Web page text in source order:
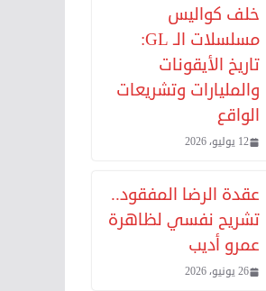
خلف كواليس
مسلسلات الـ GL:
تاريخ الأيقونات
والمليارات وتشريعات
الواقع
12 يوليو، 2026
عقدة الرضا المفقود..
تشريح نفسي لظاهرة
عمرو أديب
26 يونيو، 2026